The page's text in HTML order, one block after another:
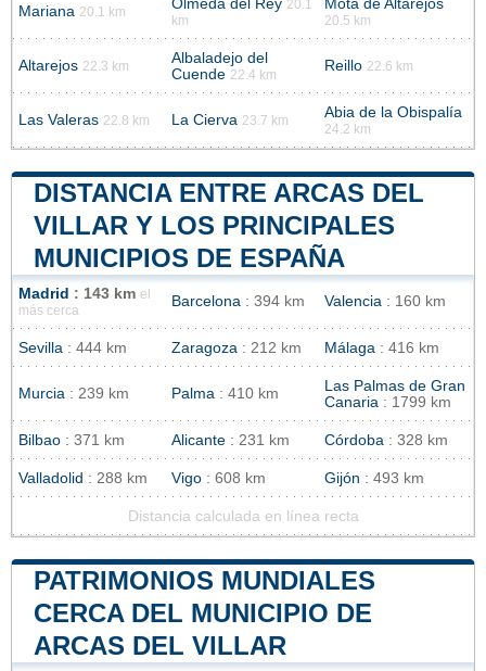
Mariana 20.1 km Olmeda del Rey 20.1
km
Mota de Altarejos
20.5 km
Altarejos 22.3 km
Albaladejo del
Cuende 22.4 km
Reillo 22.6 km
Las Valeras 22.8 km La Cierva 23.7 km Abia de la Obispalía
24.2 km
DISTANCIA ENTRE ARCAS DEL
VILLAR Y LOS PRINCIPALES
MUNICIPIOS DE ESPAÑA
Madrid : 143 km el
más cerca
Barcelona : 394 km Valencia : 160 km
Sevilla : 444 km Zaragoza : 212 km Málaga : 416 km
Murcia : 239 km Palma : 410 km
Las Palmas de Gran
Canaria : 1799 km
Bilbao : 371 km Alicante : 231 km Córdoba : 328 km
Valladolid : 288 km Vigo : 608 km Gijón : 493 km
Distancia calculada en línea recta
PATRIMONIOS MUNDIALES
CERCA DEL MUNICIPIO DE
ARCAS DEL VILLAR